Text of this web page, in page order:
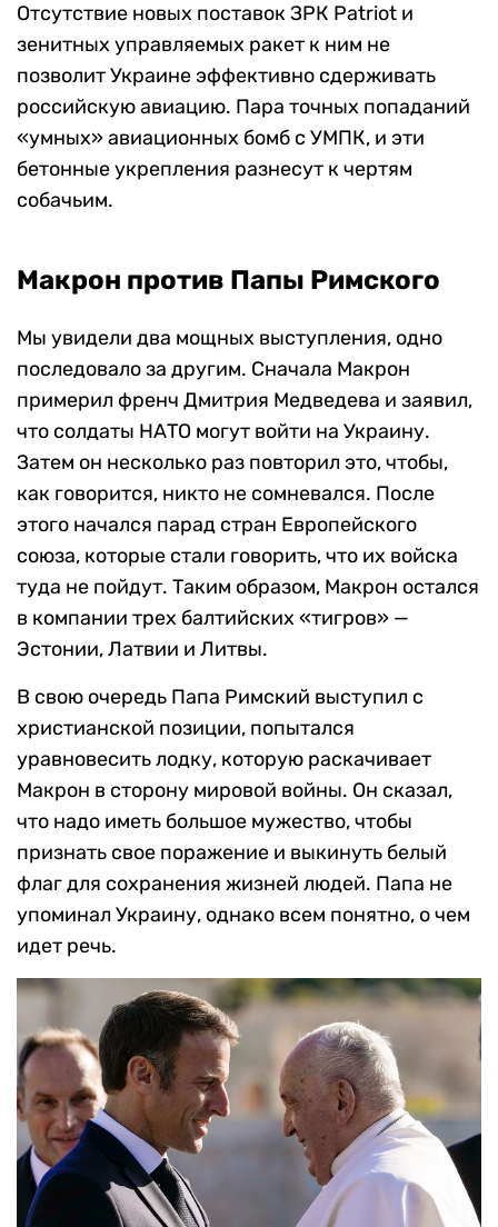
Отсутствие новых поставок ЗРК Patriot и
зенитных управляемых ракет к ним не
позволит Украине эффективно сдерживать
российскую авиацию. Пара точных попаданий
«умных» авиационных бомб с УМПК, и эти
бетонные укрепления разнесут к чертям
собачьим.
Макрон против Папы Римского
Мы увидели два мощных выступления, одно
последовало за другим. Сначала Макрон
примерил френч Дмитрия Медведева и заявил,
что солдаты НАТО могут войти на Украину.
Затем он несколько раз повторил это, чтобы,
как говорится, никто не сомневался. После
этого начался парад стран Европейского
союза, которые стали говорить, что их войска
туда не пойдут. Таким образом, Макрон остался
в компании трех балтийских «тигров» —
Эстонии, Латвии и Литвы.
В свою очередь Папа Римский выступил с
христианской позиции, попытался
уравновесить лодку, которую раскачивает
Макрон в сторону мировой войны. Он сказал,
что надо иметь большое мужество, чтобы
признать свое поражение и выкинуть белый
флаг для сохранения жизней людей. Папа не
упоминал Украину, однако всем понятно, о чем
идет речь.